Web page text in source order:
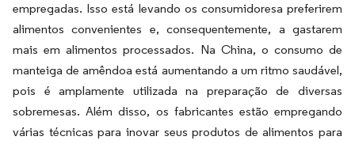
empregadas. Isso está levando os consumidoresa preferirem
alimentos convenientes e, consequentemente, a gastarem
mais em alimentos processados. Na China, o consumo de
manteiga de amêndoa está aumentando a um ritmo saudável,
pois é amplamente utilizada na preparação de diversas
sobremesas. Além disso, os fabricantes estão empregando
várias técnicas para inovar seus produtos de alimentos para